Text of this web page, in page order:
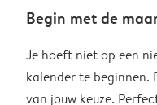
Begin met de
Je hoeft niet op een
kalender te beginnen.
van jouw keuze.